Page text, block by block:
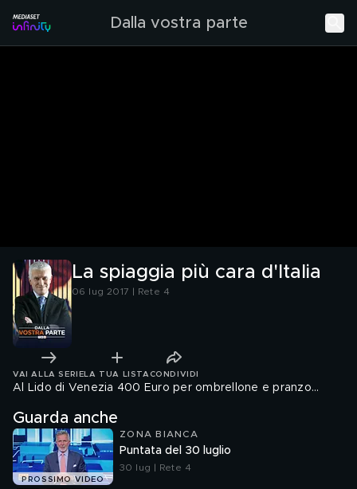
Dalla vostra parte
La spiaggia più cara d'Italia
06 lug 2017 | Rete 4
VAI ALLA SERIE LA TUA LISTA CONDIVIDI
Al Lido di Venezia 400 Euro per ombrellone e pranzo...
Guarda anche
PROSSIMO VIDEO
ZONA BIANCA
Puntata del 30 luglio
30 lug | Rete 4